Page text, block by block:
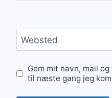
Websted
Gem mit navn, mail
til næste gang jeg